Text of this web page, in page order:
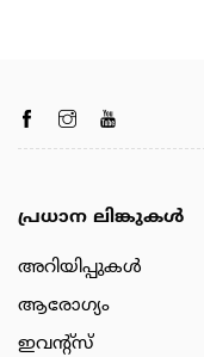
പ്രധാന ലിങ്കുകൾ
അറിയിപ്പുകള്‍
ആരോഗ്യം
ഇവന്റ്സ്